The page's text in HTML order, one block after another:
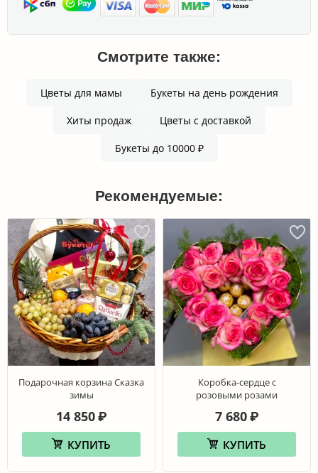
Смотрите также:
Цветы для мамы Букеты на день рождения
Хиты продаж Цветы с доставкой
Букеты до 10000 ₽
Рекомендуемые:
Подарочная корзина Сказка
зимы
14 850 ₽
КУПИТЬ
Коробка-сердце с
розовыми розами
7 680 ₽
КУПИТЬ